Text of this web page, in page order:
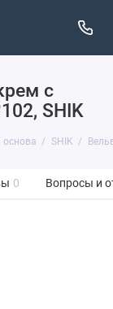
с
SHIK
основа SHIK
0 Вопросы и